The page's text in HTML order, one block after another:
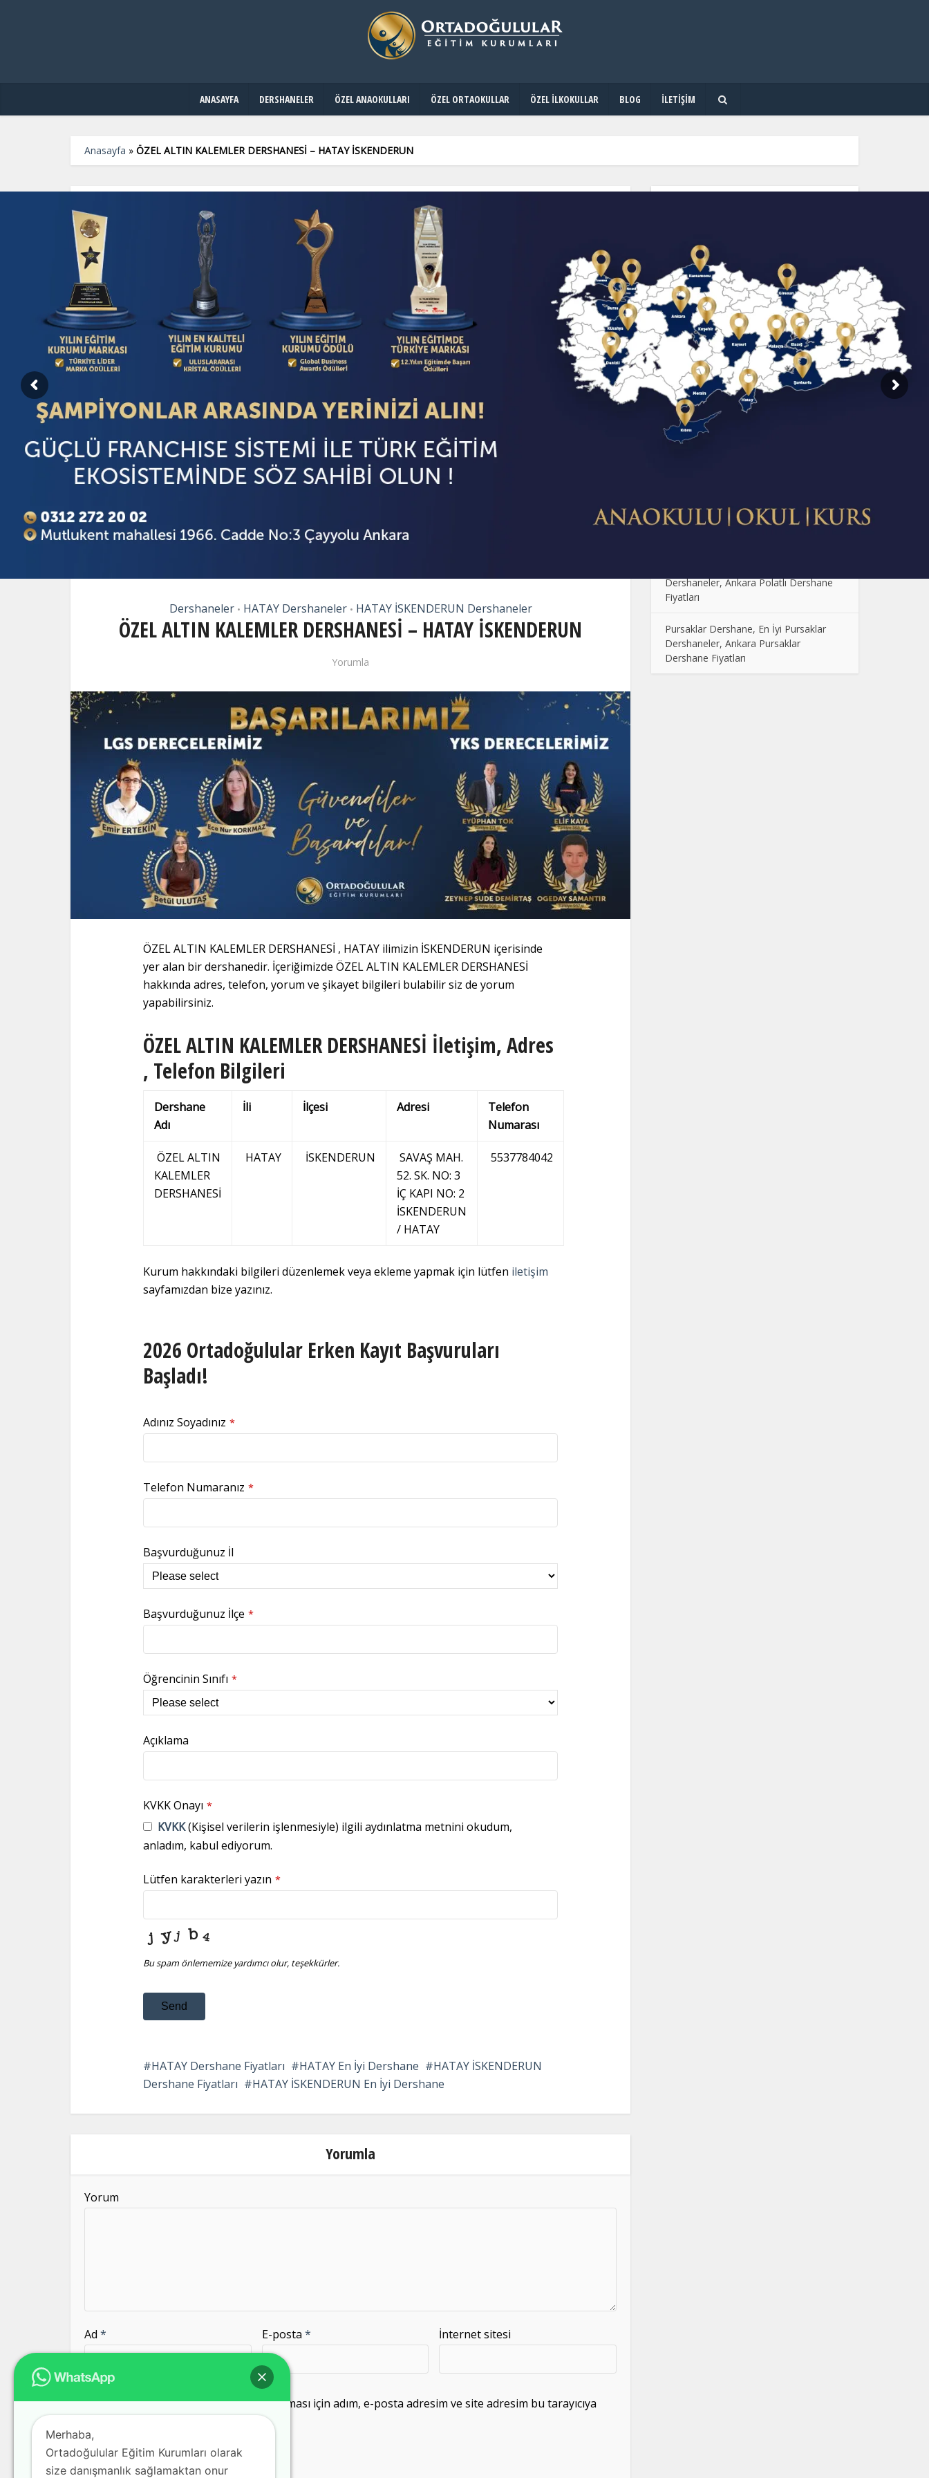
ANASAYFA DERSHANELER ÖZEL ANAOKULLARI ÖZEL ORTAOKULLAR ÖZEL İLKOKULLAR BLOG İLETIŞIM
Anasayfa » ÖZEL ALTIN KALEMLER DERSHANESİ – HATAY İSKENDERUN
Dershaneler • HATAY Dershaneler • HATAY İSKENDERUN Dershaneler
ÖZEL ALTIN KALEMLER DERSHANESİ – HATAY İSKENDERUN
Yorumla
ÖZEL ALTIN KALEMLER DERSHANESİ , HATAY ilimizin İSKENDERUN içerisinde
yer alan bir dershanedir. İçeriğimizde ÖZEL ALTIN KALEMLER DERSHANESİ
hakkında adres, telefon, yorum ve şikayet bilgileri bulabilir siz de yorum
yapabilirsiniz.
ÖZEL ALTIN KALEMLER DERSHANESİ İletişim, Adres
, Telefon Bilgileri
Dershane
Adı
İli İlçesi Adresi
Telefon
Numarası
ÖZEL ALTIN
KALEMLER
DERSHANESİ
HATAY İSKENDERUN
SAVAŞ MAH.
52. SK. NO: 3
İÇ KAPI NO: 2
İSKENDERUN
/ HATAY
5537784042
Kurum hakkındaki bilgileri düzenlemek veya ekleme yapmak için lütfen iletişim
sayfamızdan bize yazınız.
2026 Ortadoğulular Erken Kayıt Başvuruları
Başladı!
Adınız Soyadınız *
Telefon Numaranız *
Başvurduğunuz İl
Başvurduğunuz İlçe *
Öğrencinin Sınıfı *
Açıklama
KVKK Onayı *
KVKK(Kişisel verilerin işlenmesiyle) ilgili aydınlatma metnini okudum,
anladım, kabul ediyorum.
Lütfen karakterleri yazın *
Bu spam önlememize yardımcı olur, teşekkürler.
Send
field
should
left
HATAY Dershane Fiyatları HATAY En İyi Dershane
HATAY İSKENDERUN
Dershane Fiyatları
HATAY İSKENDERUN En İyi Dershane
Yorumla
Yorum
Ad * E-posta * İnternet sitesi
Daha sonraki yorumlarımda kullanılması için adım, e-posta adresim ve site adresim bu tarayıcıya
SON EKLENENLER
Dershane Fiyatlarının Farklı Olmasının
Sebebi Nedir?
Çocuklarda Sosyal Becerilerin
Geliştirilmesi: Oyun ve Etkinlik Önerileri
Anaokulunda Günlük Rutinler: Çocukların
Kolej Seçimi Yaparken Dikkat Edilmesi
Dershaneler, Ankara Polatlı Dershane
Fiyatları
Pursaklar Dershane, En İyi Pursaklar
Dershaneler, Ankara Pursaklar
Dershane Fiyatları
Merhaba,
Ortadoğulular Eğitim Kurumları olarak
size danışmanlık sağlamaktan onur